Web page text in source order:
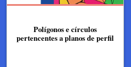
Polígonos e círculos
pertencentes a planos de perfil